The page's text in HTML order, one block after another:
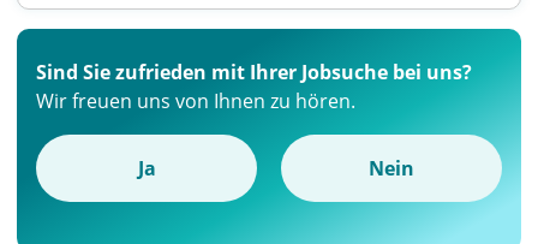
Sind Sie zufrieden mit Ihrer Jobsuche bei uns?
Wir freuen uns von Ihnen zu hören.
Ja Nein